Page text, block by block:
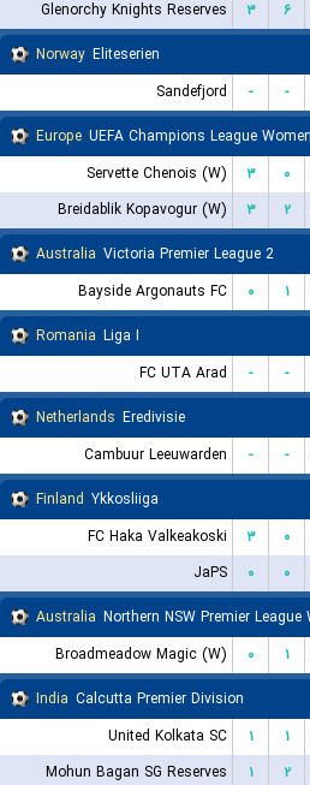
Glenorchy Knights Reserves
۳ ۶
Norway Eliteserien
Sandefjord
- -
Europe UEFA Champions League
Servette Chenois (W)
۳ ۰
Breidablik Kopavogur (W)
۳ ۲
Australia Victoria Premier League 2
Bayside Argonauts FC
۰ ۱
Romania Liga I
FC UTA Arad
- -
Netherlands Eredivisie
Cambuur Leeuwarden
- -
Finland Ykkosliiga
FC Haka Valkeakoski
۳ ۰
JaPS
۰ ۰
Australia Northern NSW Premier League
Broadmeadow Magic (W)
۰ ۱
India Calcutta Premier Division
United Kolkata SC
۱ ۱
Mohun Bagan SG Reserves
۱ ۲